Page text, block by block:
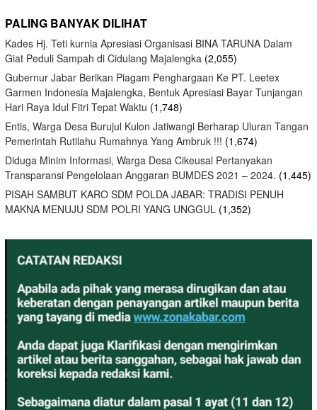
PALING BANYAK DILIHAT
Kades Hj. Teti kurnia Apresiasi Organisasi BINA TARUNA Dalam
Giat Peduli Sampah di Cidulang Majalengka (2,055)
Gubernur Jabar Berikan Piagam Penghargaan Ke PT. Leetex
Garmen Indonesia Majalengka, Bentuk Apresiasi Bayar Tunjangan
Hari Raya Idul Fitri Tepat Waktu (1,748)
Entis, Warga Desa Burujul Kulon Jatiwangi Berharap Uluran Tangan
Pemerintah Rutilahu Rumahnya Yang Ambruk !!! (1,674)
Diduga Minim Informasi, Warga Desa Cikeusal Pertanyakan
Transparansi Pengelolaan Anggaran BUMDES 2021 – 2024. (1,445)
PISAH SAMBUT KARO SDM POLDA JABAR: TRADISI PENUH
MAKNA MENUJU SDM POLRI YANG UNGGUL (1,352)